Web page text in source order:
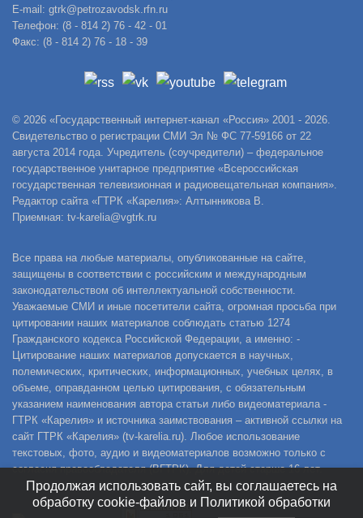
E-mail: gtrk@petrozavodsk.rfn.ru
Телефон: (8 - 814 2) 76 - 42 - 01
Факс: (8 - 814 2) 76 - 18 - 39
© 2026 «Государственный интернет-канал «Россия» 2001 - 2026.
Свидетельство о регистрации СМИ Эл № ФС 77-59166 от 22
августа 2014 года. Учредитель (соучредители) – федеральное
государственное унитарное предприятие «Всероссийская
государственная телевизионная и радиовещательная компания».
Редактор сайта «ГТРК «Карелия»: Алтынникова В.
Приемная: tv-karelia@vgtrk.ru
Все права на любые материалы, опубликованные на сайте,
защищены в соответствии с российским и международным
законодательством об интеллектуальной собственности.
Уважаемые СМИ и иные посетители сайта, огромная просьба при
цитировании наших материалов соблюдать статью 1274
Гражданского кодекса Российской Федерации, а именно: -
Цитирование наших материалов допускается в научных,
полемических, критических, информационных, учебных целях, в
объеме, оправданном целью цитирования, с обязательным
указанием наименования автора статьи либо видеоматериала -
ГТРК «Карелия» и источника заимствования – активной ссылки на
сайт ГТРК «Карелия» (tv-karelia.ru). Любое использование
текстовых, фото, аудио и видеоматериалов возможно только с
согласия правообладателя (ВГТРК). Для детей старше 16 лет.
Продолжая использовать сайт, вы соглашаетесь на
обработку cookie-файлов и Политикой обработки